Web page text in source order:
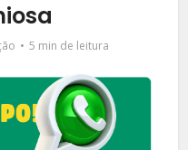
5 min de leitura